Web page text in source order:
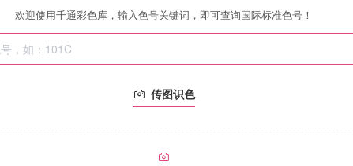
欢迎使用千通彩色库，输入色号关键词，即可查询国际标准色号！
传图识色